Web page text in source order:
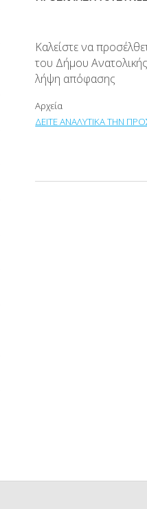
Καλείστε να
του Δήμου
λήψη απόφασης
Αρχεία
ΔΕΙΤΕ ΑΝΑΛΥΤΙΚΑ ΤΗΝ